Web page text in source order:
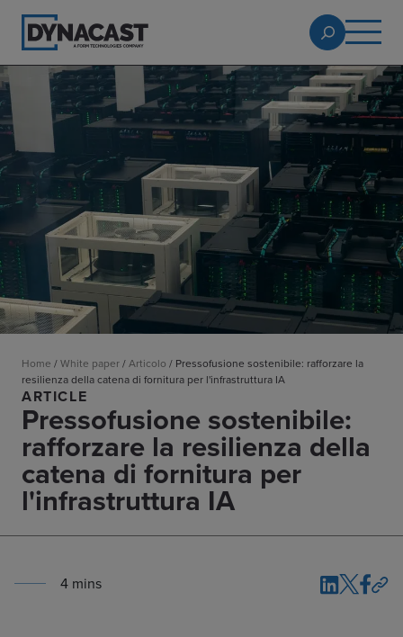
Home /White paper/Articolo / Pressofusione sostenibile: rafforzare la
resilienza della catena di fornitura per l'infrastruttura IA
ARTICLE
Pressofusione sostenibile:
rafforzare la resilienza della
catena di fornitura per
l'infrastruttura IA
4 mins